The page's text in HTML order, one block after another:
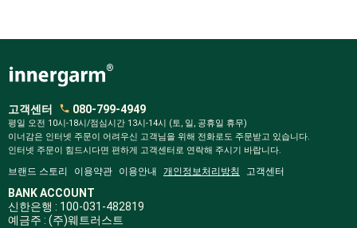
고객센터 080-799-4949
평일 오전 10시-18시/점심시간 13시-14시 (토, 일, 공휴일 휴무)
이너감은 인터넷 주문이 어려우신 고객님을 위해 전화로도 주문받고 있습니다.
인터넷 주문이 힘드시다면 편하게 고객센터로 연락해 주시기 바랍니다.
브랜드 스토리 이용약관 이용안내 개인정보처리방침 고객센터
BANK ACCOUNT
신한은행 : 100-031-482819
예금주 : (주)웨트러스트